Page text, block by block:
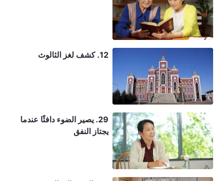
12. كشف لغز الثالوث
29. يصير الضوء دافئًا عندما
يجتاز النفق